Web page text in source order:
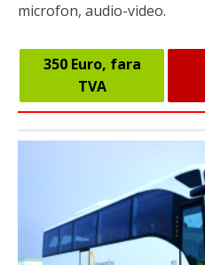
microfon, audio-video.
350 Euro, fara
TVA